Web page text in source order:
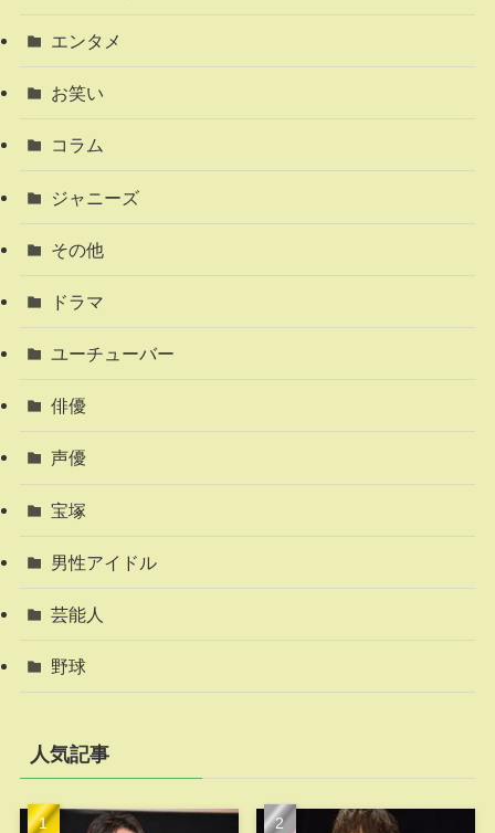
エンタメ
お笑い
コラム
ジャニーズ
その他
ドラマ
ユーチューバー
俳優
声優
宝塚
男性アイドル
芸能人
野球
人気記事